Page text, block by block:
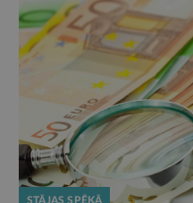
STĀJAS SPĒKĀ